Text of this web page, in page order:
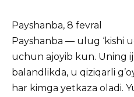
Payshanba, 8 fevral
Payshanba — ulug ‘kishi
uchun ajoyib kun. Uning
balandlikda, u qiziqarli
har kimga yetkaza oladi.